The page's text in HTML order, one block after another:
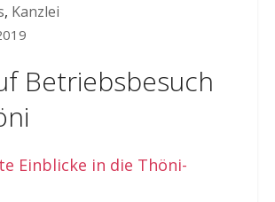
, Kanzlei
Betriebsbesuch
Einblicke in die Thöni-